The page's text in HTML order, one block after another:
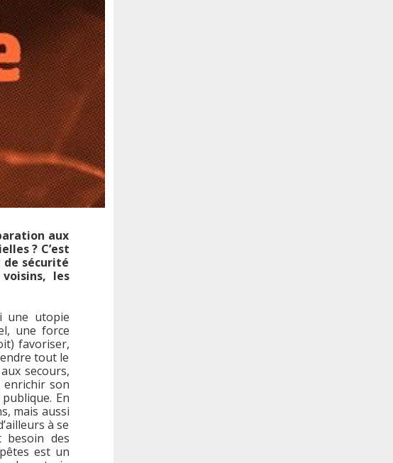
aux
? C’est
sécurité
les
une utopie
une force
favoriser,
tout le
secours,
enrichir son
En
mais aussi
à se
besoin des
est un